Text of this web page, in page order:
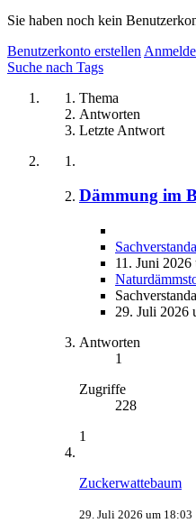
Sie haben noch kein
Benutzerkonto erstellen
Suche nach Tags
Thema
Antworten
Letzte Antwort
Dämmung im
11. Juni 2026
29. Juli 2026
Antworten
1
Zugriffe
228
1
Zuckerwattebaum
29. Juli 2026 um 18:03